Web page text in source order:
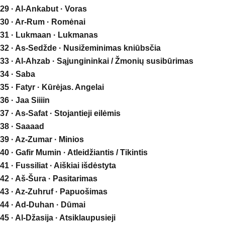
29 · Al-Ankabut · Voras
30 · Ar-Rum · Romėnai
31 · Lukmaan · Lukmanas
32 · As-Sedžde · Nusižeminimas kniūbsčia
33 · Al-Ahzab · Sąjungininkai / Žmonių susibūrimas
34 · Saba
35 · Fatyr · Kūrėjas. Angelai
36 · Jaa Siiiin
37 · As-Safat · Stojantieji eilėmis
38 · Saaaad
39 · Az-Zumar · Minios
40 · Gafir Mumin · Atleidžiantis / Tikintis
41 · Fussiliat · Aiškiai išdėstyta
42 · Aš-Šura · Pasitarimas
43 · Az-Zuhruf · Papuošimas
44 · Ad-Duhan · Dūmai
45 · Al-Džasija · Atsiklaupusieji